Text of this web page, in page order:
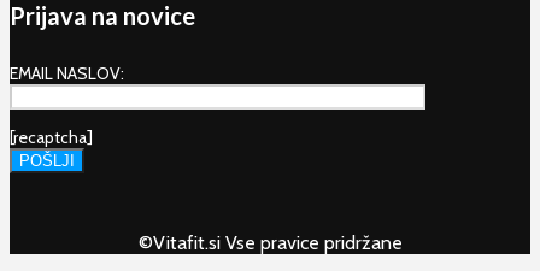
Prijava na novice
EMAIL NASLOV:
[recaptcha]
©Vitafit.si Vse pravice pridržane